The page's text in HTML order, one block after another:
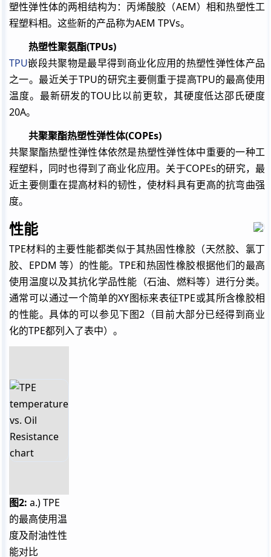
塑性弹性体的两相结构为：丙烯酸胶（AEM）相和热塑性工
程塑料相。这些新的产品称为AEM TPVs。
热塑性聚氨酯(TPUs)
TPU嵌段共聚物是最早得到商业化应用的热塑性弹性体产品
之一。最近关于TPU的研究主要侧重于提高TPU的最高使用
温度。最新研发的TOU比以前更软，其硬度低达邵氏硬度
20A。
共聚聚酯热塑性弹性体(COPEs)
共聚聚酯热塑性弹性体依然是热塑性弹性体中重要的一种工
程塑料，同时也得到了商业化应用。关于COPEs的研究，最
近主要侧重在提高材料的韧性，使材料具有更高的抗弯曲强
度。
性能
TPE材料的主要性能都类似于其热固性橡胶（天然胶、氯丁
胶、EPDM 等）的性能。 TPE和热固性橡胶根据他们的最高
使用温度以及其抗化学品性能（石油、燃料等）进行分类。
通常可以通过一个简单的XY图标来表征TPE或其所含橡胶相
的性能。具体的可以参见下图2（目前大部分已经得到商业
化的TPE都列入了表中）。
图2: a.)TPE
的最高使用温
度及耐油性性
能对比